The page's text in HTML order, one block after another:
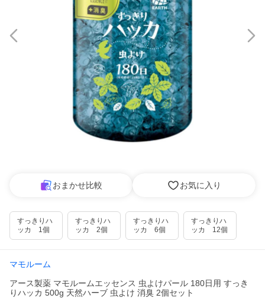
おまかせ比較 お気に入り
すっきりハ
ッカ 1個
すっきりハ
ッカ 2個
すっきりハ
ッカ 6個
すっきりハ
ッカ 12個
マモルーム
アース製薬 マモルームエッセンス 虫よけパール 180日用 すっき
りハッカ 500g 天然ハーブ 虫よけ 消臭 2個セット